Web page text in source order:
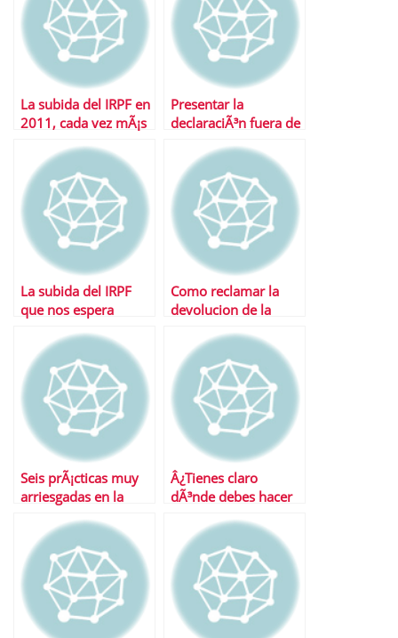
La subida del IRPF en
2011, cada vez mÃ¡s
Presentar la
declaraciÃ³n fuera de
La subida del IRPF
que nos espera
Como reclamar la
devolucion de la
Seis prÃ¡cticas muy
arriesgadas en la
renta
Â¿Tienes claro
dÃ³nde debes hacer
renta?